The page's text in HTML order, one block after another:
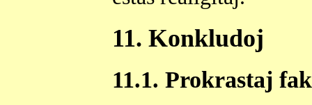
11. Konkludoj
11.1. Prokrastaj